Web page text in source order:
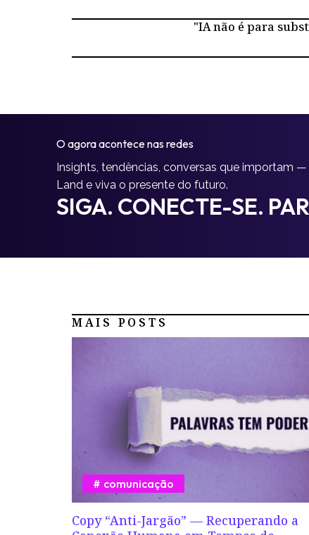
"IA não é para
O agora acontece nas redes
Insights, tendências, conversas que importam —
Land e viva o presente do futuro.
SIGA. CONECTE-SE.
MAIS POSTS
Copy “Anti-Jargão” — Recuperando a
comunicação